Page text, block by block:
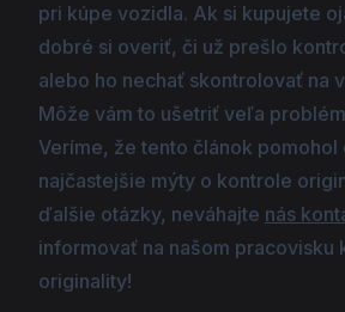
pri kúpe vozidla. Ak si kupujete
dobré si overiť, či už prešlo
alebo ho nechať skontrolovať na
Môže vám to ušetriť veľa
Veríme, že tento článok pomohol
najčastejšie mýty o kontrole
ďalšie otázky, neváhajte nás
informovať na našom pracovisku
originality!